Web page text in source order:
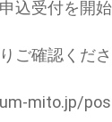
込受付を開始
ご確認くださ
mito.jp/